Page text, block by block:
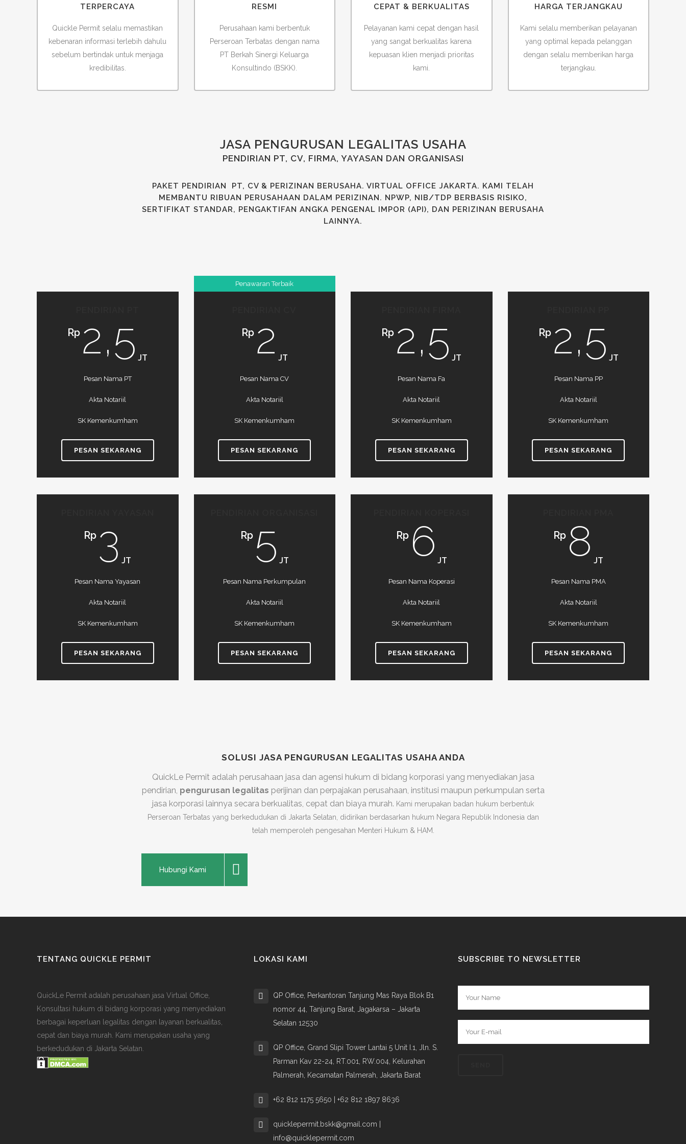
TERPERCAYA
Quickle Permit selalu memastikan
kebenaran informasi terlebih dahulu
sebelum bertindak untuk menjaga
kredibilitas.
RESMI
Perusahaan kami berbentuk
Perseroan Terbatas dengan nama
PT Berkah Sinergi Keluarga
Konsultindo (BSKK).
CEPAT & BERKUALITAS
Pelayanan kami cepat dengan hasil
yang sangat berkualitas karena
kepuasan klien menjadi prioritas
kami.
HARGA TERJANGKAU
Kami selalu memberikan pelayanan
yang optimal kepada pelanggan
dengan selalu memberikan harga
terjangkau.
JASA PENGURUSAN LEGALITAS USAHA
PENDIRIAN PT, CV, FIRMA, YAYASAN DAN ORGANISASI
PAKET PENDIRIAN PT, CV & PERIZINAN BERUSAHA. VIRTUAL OFFICE JAKARTA. KAMI TELAH
MEMBANTU RIBUAN PERUSAHAAN DALAM PERIZINAN. NPWP, NIB/TDP BERBASIS RISIKO,
SERTIFIKAT STANDAR, PENGAKTIFAN ANGKA PENGENAL IMPOR (API), DAN PERIZINAN BERUSAHA
LAINNYA.
Rp 2,5 JT
Pesan Nama PT
Akta Notariil
SK Kemenkumham
PESAN SEKARANG
Penawaran Terbaik
Rp 2 JT
Pesan Nama CV
Akta Notariil
SK Kemenkumham
PESAN SEKARANG
Rp 2,5 JT
Pesan Nama Fa
Akta Notariil
SK Kemenkumham
PESAN SEKARANG
Rp 2,5 JT
Pesan Nama PP
Akta Notariil
SK Kemenkumham
PESAN SEKARANG
Rp 3 JT
Pesan Nama Yayasan
Akta Notariil
SK Kemenkumham
PESAN SEKARANG
Rp 5 JT
Pesan Nama Perkumpulan
Akta Notariil
SK Kemenkumham
PESAN SEKARANG
Rp 6 JT
Pesan Nama Koperasi
Akta Notariil
SK Kemenkumham
PESAN SEKARANG
Rp 8 JT
Pesan Nama PMA
Akta Notariil
SK Kemenkumham
PESAN SEKARANG
SOLUSI JASA PENGURUSAN LEGALITAS USAHA ANDA
QuickLe Permit adalah perusahaan jasa dan agensi hukum di bidang korporasi yang menyediakan jasa
pendirian, pengurusan legalitas perijinan dan perpajakan perusahaan, institusi maupun perkumpulan serta
jasa korporasi lainnya secara berkualitas, cepat dan biaya murah. Kami merupakan badan hukum berbentuk
Perseroan Terbatas yang berkedudukan di Jakarta Selatan, didirikan berdasarkan hukum Negara Republik Indonesia dan
telah memperoleh pengesahan Menteri Hukum & HAM.
Hubungi Kami
TENTANG QUICKLE PERMIT
QuickLe Permit adalah perusahaan jasa Virtual Office,
Konsultasi hukum di bidang korporasi yang menyediakan
berbagai keperluan legalitas dengan layanan berkualitas,
cepat dan biaya murah. Kami merupakan usaha yang
berkedudukan di Jakarta Selatan.
LOKASI KAMI
QP Office, Perkantoran Tanjung Mas Raya Blok B1
nomor 44, Tanjung Barat, Jagakarsa – Jakarta
Selatan 12530
QP Office, Grand Slipi Tower Lantai 5 Unit I.1, Jln. S.
Parman Kav 22-24, RT.001, RW.004, Kelurahan
Palmerah, Kecamatan Palmerah, Jakarta Barat
+62 812 1175 5650 | +62 812 1897 8636
quicklepermit.bskk@gmail.com |
info@quicklepermit.com
SUBSCRIBE TO NEWSLETTER